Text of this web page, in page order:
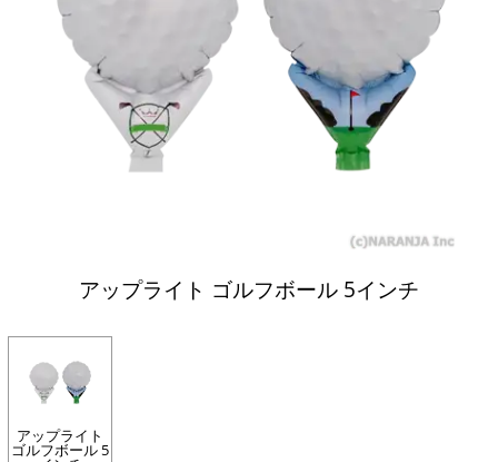
アップライト ゴルフボール 5インチ
アップライト
ゴルフボール 5